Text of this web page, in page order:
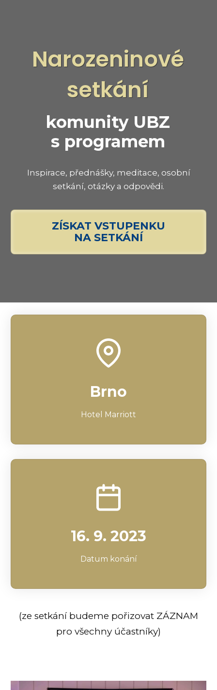
Narozeninové
setkání
komunity UBZ
s programem
Inspirace, přednášky, meditace, osobní
setkání, otázky a odpovědi.
ZÍSKAT VSTUPENKU
NA SETKÁNÍ
Brno
Hotel Marriott
16. 9. 2023
Datum konání
(ze setkání budeme pořizovat ZÁZNAM
pro všechny účastníky)